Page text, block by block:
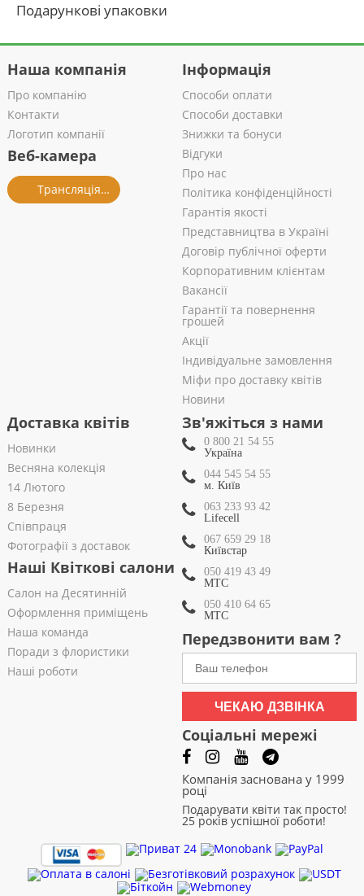
Подарункові упаковки
Наша компанія
Про компанію
Контакти
Логотип компанії
Веб-камера
Трансляція із салону
Інформація
Способи оплати
Способи доставки
Знижки та бонуси
Відгуки
Про нас
Політика конфіденційності
Гарантія якості
Представництва в Україні
Договір публічної оферти
Корпоративним клієнтам
Вакансії
Гарантії та повернення
грошей
Акції
Індивідуальне замовлення
Міфи про доставку квітів
Новини
Доставка квітів
Новинки
Весняна колекція
14 Лютого
8 Березня
Співпраця
Фотографії з доставок
Наші Квіткові салони
Салон на Десятинній
Оформлення приміщень
Наша команда
Поради з флористики
Наші роботи
Зв'яжіться з нами
0 800 21 54 55
Україна
044 545 54 55
м. Київ
063 233 93 42
Lifecell
067 659 29 18
Київстар
050 419 43 49
МТС
050 410 64 65
МТС
Передзвонити вам ?
ЧЕКАЮ ДЗВІНКА
Соціальні мережі
Компанія заснована у 1999
році
Подарувати квіти так просто!
25 років успішної роботи!